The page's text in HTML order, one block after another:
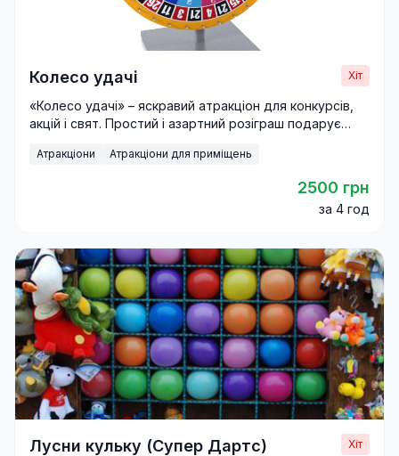
Колесо удачі Хіт
«Колесо удачі» – яскравий атракціон для конкурсів,
акцій і свят. Простий і азартний розіграш подарує
Атракціони Атракціони для приміщень
2500 грн
за 4 год
Лусни кульку (Супер Дартс) Хіт